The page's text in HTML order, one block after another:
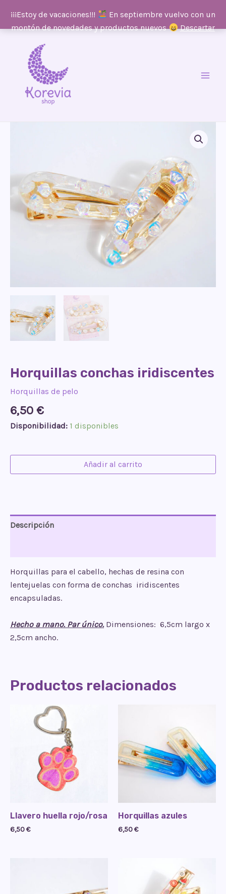
¡¡¡Estoy de vacaciones!!!
En septiembre vuelvo con un
montón de novedades y productos nuevos
Descartar
contenido
Horquillas conchas iridiscentes
Horquillas de pelo
6,50 €
Disponibilidad: 1 disponibles
Horquillas
Añadir al carrito
Descripción
Horquillas para el cabello, hechas de resina con
lentejuelas con forma de conchas iridiscentes
encapsuladas.
Hecho a mano. Par único. Dimensiones: 6,5cm largo x
2,5cm ancho.
Productos relacionados
Llavero huella rojo/rosa
6,50€
Horquillas azules
6,50€